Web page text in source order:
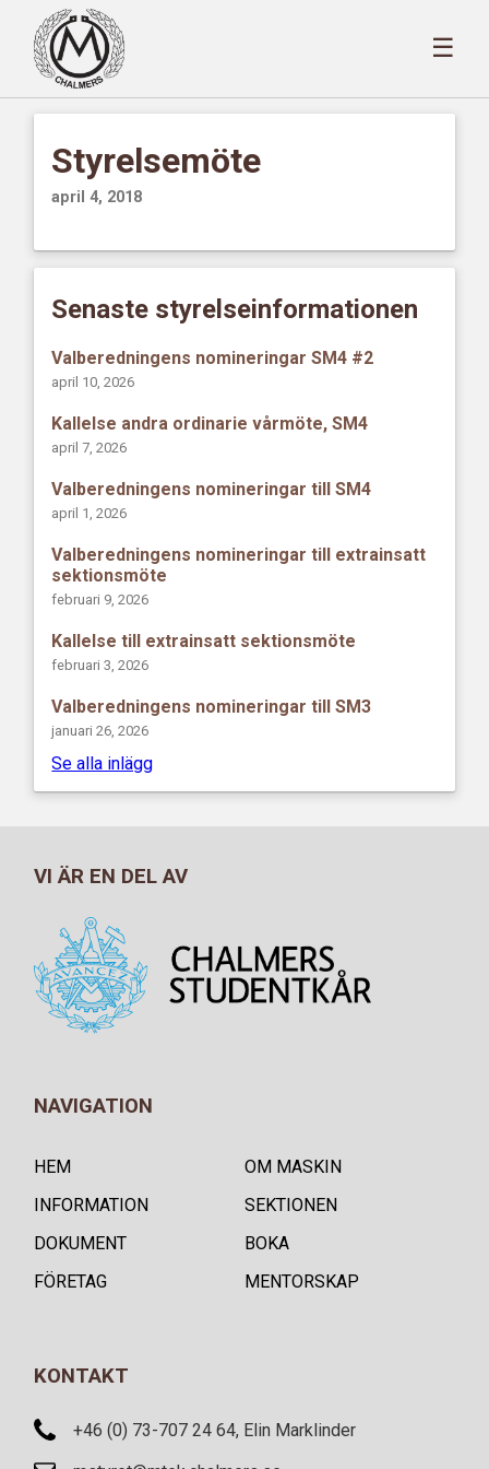
☰
Styrelsemöte
april 4, 2018
Senaste styrelseinformationen
Valberedningens nomineringar SM4 #2
april 10, 2026
Kallelse andra ordinarie vårmöte, SM4
april 7, 2026
Valberedningens nomineringar till SM4
april 1, 2026
Valberedningens nomineringar till extrainsatt
sektionsmöte
februari 9, 2026
Kallelse till extrainsatt sektionsmöte
februari 3, 2026
Valberedningens nomineringar till SM3
januari 26, 2026
Se alla inlägg
VI ÄR EN DEL AV
NAVIGATION
HEM
OM MASKIN
INFORMATION
SEKTIONEN
DOKUMENT
BOKA
FÖRETAG
MENTORSKAP
KONTAKT
+46 (0) 73-707 24 64, Elin Marklinder